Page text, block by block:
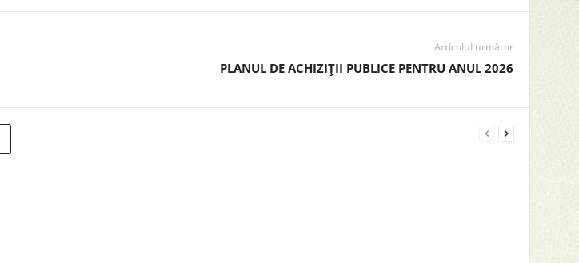
Articolul următor
PLANUL DE ACHIZIȚII PUBLICE PENTRU ANUL 2026